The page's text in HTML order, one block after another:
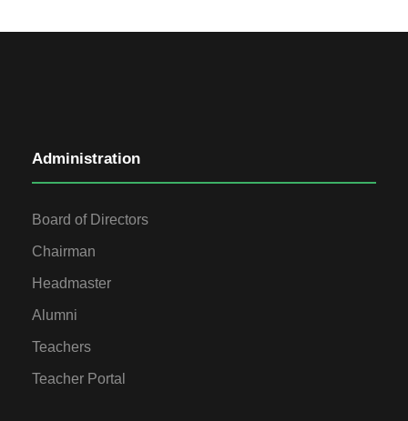
Administration
Board of Directors
Chairman
Headmaster
Alumni
Teachers
Teacher Portal